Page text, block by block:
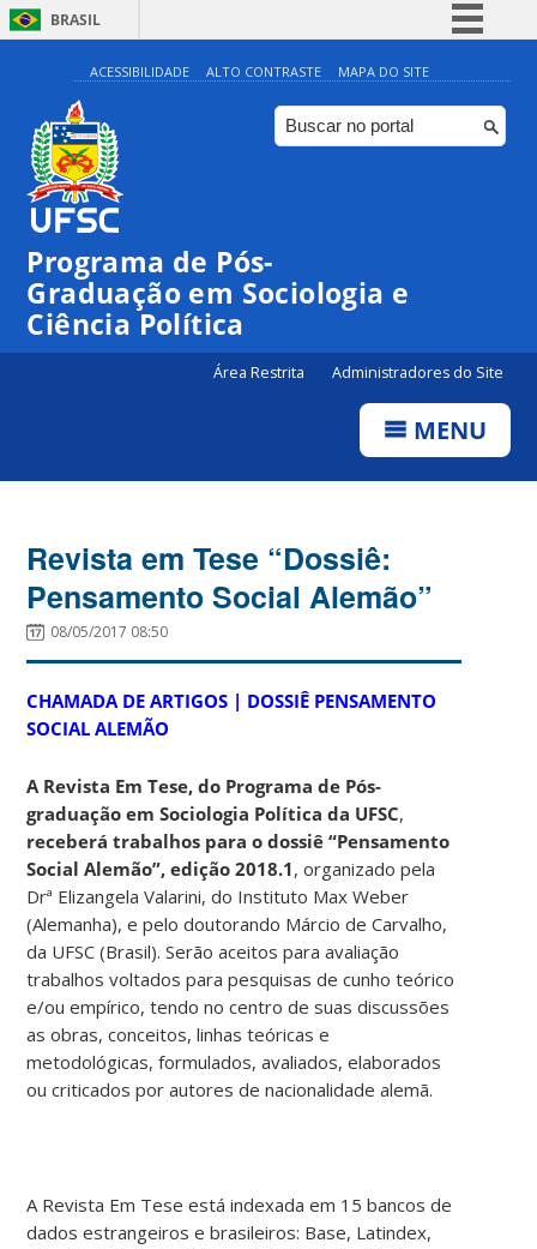
BRASIL
Simplifique!
Comunica BR
Participe
ACESSIBILIDADE ALTO CONTRASTE MAPA DO SITE
Programa de Pós-
Graduação em Sociologia e
Ciência Política
Área Restrita Administradores do Site
MENU
Revista em Tese “Dossiê:
Pensamento Social Alemão”
08/05/2017 08:50
CHAMADA DE ARTIGOS | DOSSIÊ PENSAMENTO
SOCIAL ALEMÃO
A Revista Em Tese, do Programa de Pós-
graduação em Sociologia Política da UFSC,
receberá trabalhos para o dossiê “Pensamento
Social Alemão”, edição 2018.1, organizado pela
Drª Elizangela Valarini, do Instituto Max Weber
(Alemanha), e pelo doutorando Márcio de Carvalho,
da UFSC (Brasil). Serão aceitos para avaliação
trabalhos voltados para pesquisas de cunho teórico
e/ou empírico, tendo no centro de suas discussões
as obras, conceitos, linhas teóricas e
metodológicas, formulados, avaliados, elaborados
ou criticados por autores de nacionalidade alemã.
A Revista Em Tese está indexada em 15 bancos de
dados estrangeiros e brasileiros: Base, Latindex,